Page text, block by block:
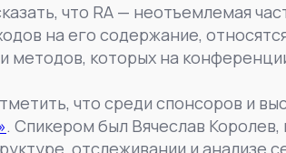
что RA — неотъемлемая
на его содержание,
методов, которых на
что среди спонсоров и
. Спикером был Вячеслав
отслеживании и анализе